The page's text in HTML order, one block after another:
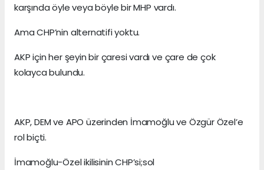
karşında öyle veya böyle bir MHP vardı.
Ama CHP’nin alternatifi yoktu.
AKP için her şeyin bir çaresi vardı ve çare de çok
kolayca bulundu.
AKP, DEM ve APO üzerinden İmamoğlu ve Özgür Özel’e
rol biçti.
İmamoğlu-Özel ikilisinin CHP’si;sol